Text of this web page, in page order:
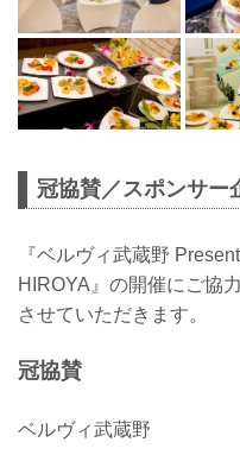
冠協賛／スポンサー
『ベルヴィ武蔵野
HIROYA』の開催にご協
させていただきます。
冠協賛
ベルヴィ武蔵野